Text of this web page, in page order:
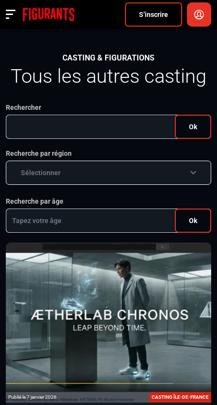
S’inscrire
Actualités
CASTING & FIGURATIONS
Tous les autres casting
Rechercher
Ok
Recherche par région
Sélectionner
Recherche par âge
Ok
Publié le 7 janvier 2026 CASTING ÎLE-DE-FRANCE